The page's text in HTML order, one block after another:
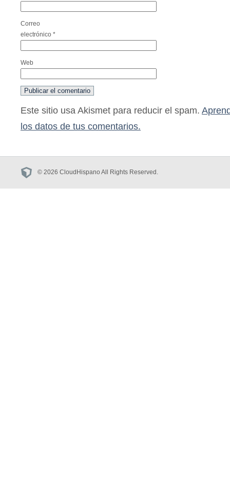
Correo
electrónico *
Web
Este sitio usa Akismet para reducir el spam.
los datos de tus comentarios.
© 2026 CloudHispano All Rights Reserved.